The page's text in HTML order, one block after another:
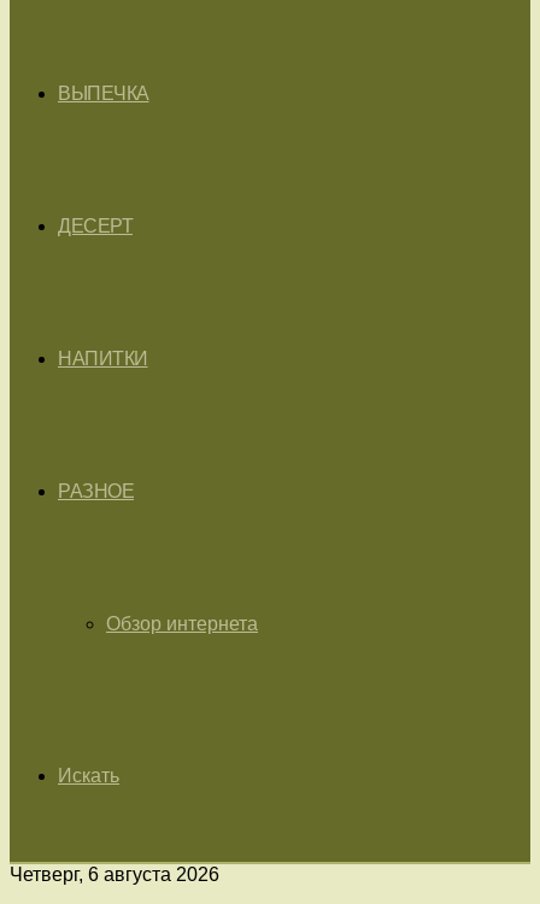
ВЫПЕЧКА
ДЕСЕРТ
НАПИТКИ
РАЗНОЕ
Обзор интернета
Искать
Четверг, 6 августа 2026